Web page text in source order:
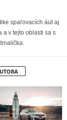
spaľovacích áut aj
a v tejto oblasti sa s